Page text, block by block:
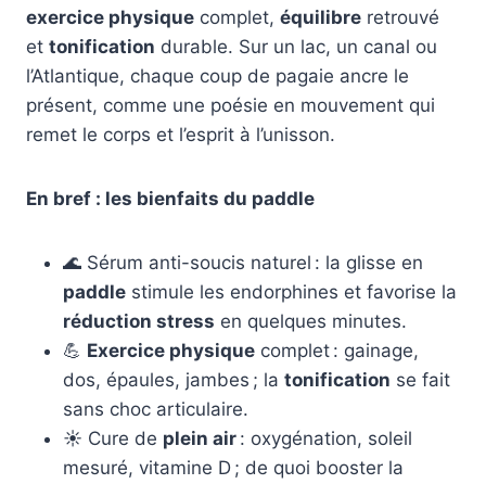
exercice physique complet, équilibre retrouvé
et tonification durable. Sur un lac, un canal ou
l’Atlantique, chaque coup de pagaie ancre le
présent, comme une poésie en mouvement qui
remet le corps et l’esprit à l’unisson.
En bref : les bienfaits du paddle
🌊 Sérum anti-soucis naturel : la glisse en
paddle stimule les endorphines et favorise la
réduction stress en quelques minutes.
💪 Exercice physique complet : gainage,
dos, épaules, jambes ; la tonification se fait
sans choc articulaire.
☀️ Cure de plein air : oxygénation, soleil
mesuré, vitamine D ; de quoi booster la